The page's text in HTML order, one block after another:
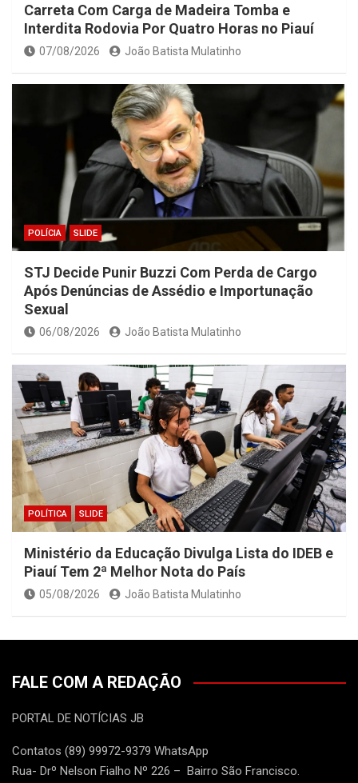
Carreta Com Carga de Madeira Tomba e
Interdita Rodovia Por Quatro Horas no Piauí
07/08/2026 João Batista Mulatinho
POLÍCIA SLIDE
STJ Decide Punir Buzzi Com Perda de Cargo
Após Denúncias de Assédio e Importunação
Sexual
06/08/2026 João Batista Mulatinho
POLÍTICA SLIDE
Ministério da Educação Divulga Lista do IDEB e
Piauí Tem 2ª Melhor Nota do País
05/08/2026 João Batista Mulatinho
FALE COM A REDAÇÃO
PORTAL DE NOTÍCIAS JB
Contatos (89) 99972-9379 WhatsApp
Rua- Drº Nelson Fialho Nº 226 – Bairro São Francisco.